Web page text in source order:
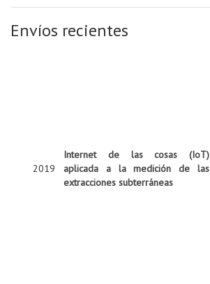
Envíos recientes
2019
Internet de las cosas (IoT)
aplicada a la medición de las
extracciones subterráneas